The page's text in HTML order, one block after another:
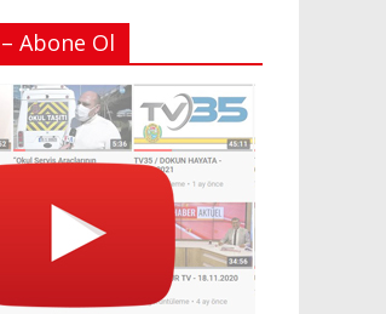
Abone Ol